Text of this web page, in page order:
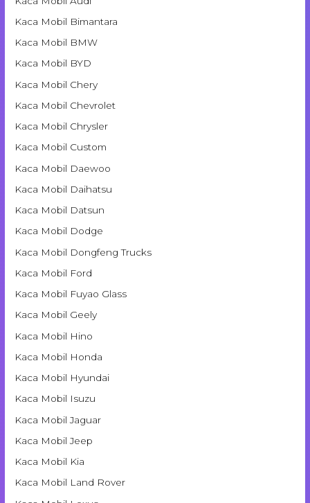
Kaca Mobil Bimantara
Kaca Mobil BMW
Kaca Mobil BYD
Kaca Mobil Chery
Kaca Mobil Chevrolet
Kaca Mobil Chrysler
Kaca Mobil Custom
Kaca Mobil Daewoo
Kaca Mobil Daihatsu
Kaca Mobil Datsun
Kaca Mobil Dodge
Kaca Mobil Dongfeng Trucks
Kaca Mobil Ford
Kaca Mobil Fuyao Glass
Kaca Mobil Geely
Kaca Mobil Hino
Kaca Mobil Honda
Kaca Mobil Hyundai
Kaca Mobil Isuzu
Kaca Mobil Jaguar
Kaca Mobil Jeep
Kaca Mobil Kia
Kaca Mobil Land Rover